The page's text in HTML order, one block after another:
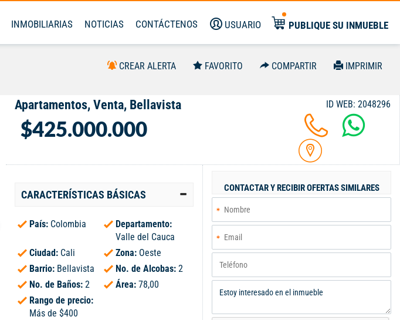
INMOBILIARIAS NOTICIAS CONTÁCTENOS USUARIO PUBLIQUE SU INMUEBLE
CREAR ALERTA FAVORITO COMPARTIR IMPRIMIR
Apartamentos, Venta, Bellavista
$425.000.000
ID WEB: 2048296
CARACTERÍSTICAS BÁSICAS
País: Colombia
Departamento:
Valle del Cauca
Ciudad: Cali Zona: Oeste
Barrio: Bellavista No. de Alcobas: 2
No. de Baños: 2 Área: 78,00
Rango de precio:
Más de $400
CONTACTAR Y RECIBIR OFERTAS SIMILARES